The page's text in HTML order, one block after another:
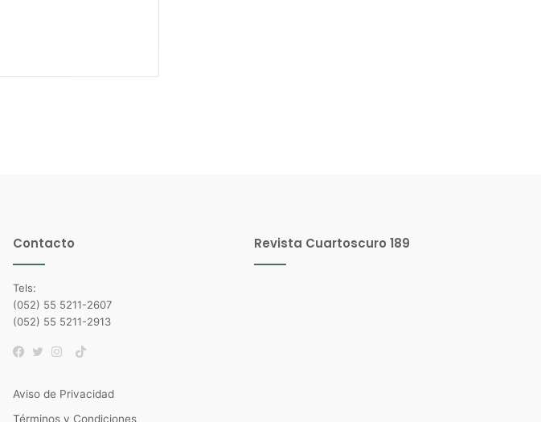
Contacto
Tels:
(052) 55 5211-2607
(052) 55 5211-2913
TikTok
Aviso de Privacidad
Términos y Condiciones
Revista Cuartoscuro 189